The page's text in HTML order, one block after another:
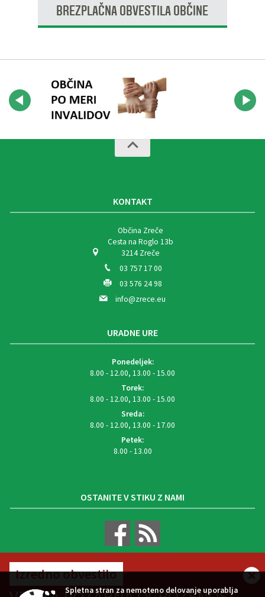
BREZPLAČNA OBVESTILA OBČINE
Izredno obvestilo
KONTAKT
Občina Zreče
Cesta na Roglo 13b
3214 Zreče
03 757 17 00
03 576 24 98
info@zrece.eu
URADNE URE
Ponedeljek:
8.00 - 12.00, 13.00 - 15.00
Torek:
8.00 - 12.00, 13.00 - 15.00
Sreda:
8.00 - 12.00, 13.00 - 17.00
Petek:
8.00 - 13.00
OSTANITE V STIKU Z NAMI
VREMENSKA NAPOVED
Spletna stran za nemoteno delovanje uporablja